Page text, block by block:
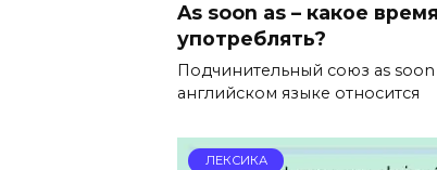
As soon as – какое время
употреблять?
Подчинительный союз as soon
английском языке относится
ЛЕКСИКА